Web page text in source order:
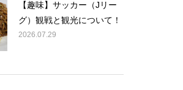
【趣味】サッカー（Jリー
グ）観戦と観光について！
2026.07.29